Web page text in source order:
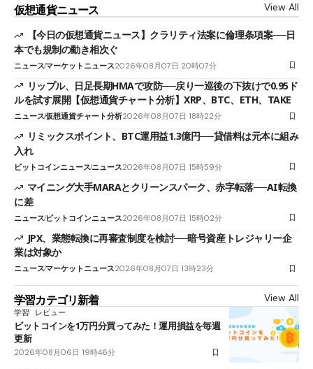
仮想通貨ニュース View All
【今日の仮想通貨ニュース】クラリティ法案に倫理条項案──日
本でも規制の動き相次ぐ
ニュースマーケットニュース2026年08月07日 20時07分
リップル、日足長期HMAで攻防──戻り一巡後の下抜けで0.95ド
ルを試す展開【仮想通貨チャート分析】XRP、BTC、ETH、TAKE
ニュース仮想通貨チャート分析2026年08月07日 18時22分
リミックスポイント、BTC運用益1.3億円──貸借料は元本に組み
入れ
ビットコインニュースニュース2026年08月07日 15時59分
マイニング大手MARAとクリーンスパーク、赤字転落──AI転換
に差
ニュースビットコインニュース2026年08月07日 15時02分
JPX、業態転換に再審査制度を検討──暗号資産トレジャリー企
業は対象か
ニュースマーケットニュース2026年08月07日 13時23分
学習カテゴリ新着 View All
学習 レビュー
ビットコインを1万円分買ってみた！運用損益を毎週
更新
2026年08月06日 19時46分